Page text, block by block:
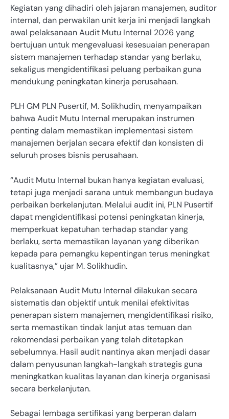
Kegiatan yang dihadiri oleh jajaran manajemen, auditor
internal, dan perwakilan unit kerja ini menjadi langkah
awal pelaksanaan Audit Mutu Internal 2026 yang
bertujuan untuk mengevaluasi kesesuaian penerapan
sistem manajemen terhadap standar yang berlaku,
sekaligus mengidentifikasi peluang perbaikan guna
mendukung peningkatan kinerja perusahaan.
PLH GM PLN Pusertif, M. Solikhudin, menyampaikan
bahwa Audit Mutu Internal merupakan instrumen
penting dalam memastikan implementasi sistem
manajemen berjalan secara efektif dan konsisten di
seluruh proses bisnis perusahaan.
“Audit Mutu Internal bukan hanya kegiatan evaluasi,
tetapi juga menjadi sarana untuk membangun budaya
perbaikan berkelanjutan. Melalui audit ini, PLN Pusertif
dapat mengidentifikasi potensi peningkatan kinerja,
memperkuat kepatuhan terhadap standar yang
berlaku, serta memastikan layanan yang diberikan
kepada para pemangku kepentingan terus meningkat
kualitasnya,” ujar M. Solikhudin.
Pelaksanaan Audit Mutu Internal dilakukan secara
sistematis dan objektif untuk menilai efektivitas
penerapan sistem manajemen, mengidentifikasi risiko,
serta memastikan tindak lanjut atas temuan dan
rekomendasi perbaikan yang telah ditetapkan
sebelumnya. Hasil audit nantinya akan menjadi dasar
dalam penyusunan langkah-langkah strategis guna
meningkatkan kualitas layanan dan kinerja organisasi
secara berkelanjutan.
Sebagai lembaga sertifikasi yang berperan dalam